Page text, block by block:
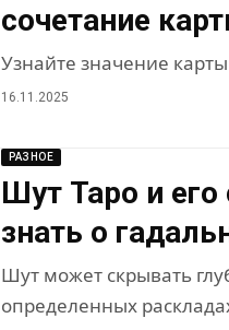
сочетание
Узнайте значение
16.11.2025
РАЗНОЕ
Шут Таро и его
знать о
Шут может скрывать
определенных